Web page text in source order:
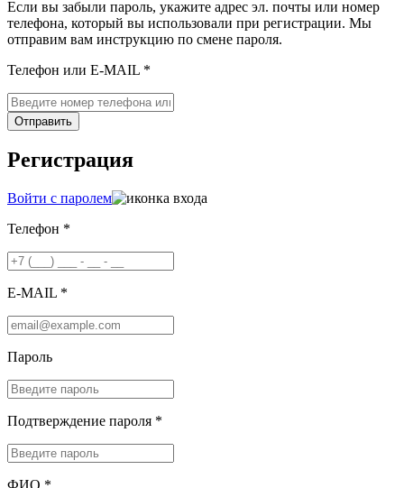
Если вы забыли пароль, укажите адрес эл. почты или номер
телефона, который вы использовали при регистрации. Мы
отправим вам инструкцию по смене пароля.
Телефон или E-MAIL *
Отправить
Регистрация
Войти с паролем
Телефон *
E-MAIL *
Пароль
Подтверждение пароля *